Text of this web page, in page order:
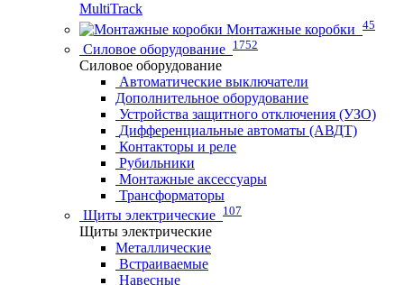
MultiTrack
Монтажные коробки 45
Силовое оборудование 1752
Силовое оборудование
Автоматические выключатели
Дополнительное оборудование
Устройства защитного отключения (УЗО)
Дифференциальные автоматы (АВДТ)
Контакторы и реле
Рубильники
Монтажные аксессуары
Трансформаторы
Щиты электрические 107
Щиты электрические
Металлические
Встраиваемые
Навесные